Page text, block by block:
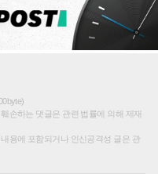
손하는 댓글은 관련 법률에 의해 제재
용에 포함되거나 인신공격성 글은 관